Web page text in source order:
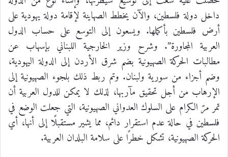
داخل دولة فلسطين، والآن يخطط الصهاينة لإقامة دولة يهودية على
أرض فلسطين بأكملها. ويسعون إلى التوسع على حساب الدول
العربية المجاورة”. وشرح وزير الخارجية اللبناني بإسهاب عن
مطالبات الحركة الصهيونية بضم شرق الأردن إلى الدولة اليهودية،
وضم أجزاء من سورية ولبنان. وتم ربط ذلك بلجوء الصهيونية إلى
الإرهاب من أجل تحقيق مآربها، لذلك لا يمكن للدول العربية أن
تمر مرّ الكرام على السلوك العدواني الصهيونية، التي جعلت الوضع في
فلسطين في حالة عدم استقرار دائم، مما يشير مستقبلًا إلى أنها، أي
الحركة الصهيونية، تشكل خطرًا على سلامة البلدان العربية.